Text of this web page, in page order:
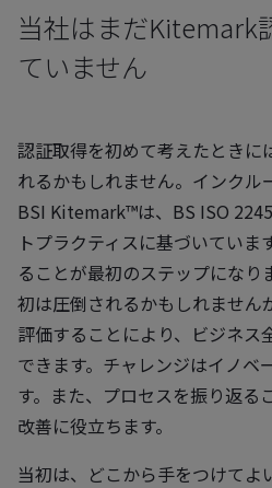
当社はまだKitemark
ていません
認証取得を初めて考えたときに
れるかもしれません。インクル
BSI Kitemark™は、BS ISO
トプラクティスに基づいていま
ることが最初のステップになり
初は圧倒されるかもしれません
評価することにより、ビジネス
できます。チャレンジはイノベ
す。また、プロセスを振り返る
改善に役立ちます。
当初は、どこから手をつけてよ